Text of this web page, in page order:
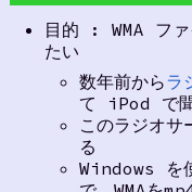
目的 : WMA ファ
たい
数年前からラ
て iPod で聞
このラジオサ
る
Windows を